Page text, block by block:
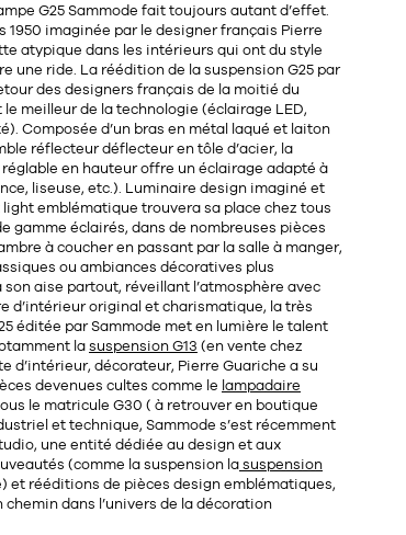
G25 Sammode fait toujours autant d’effet.
1950 imaginée par le designer français Pierre
atypique dans les intérieurs qui ont du style
une ride. La rééditionde la suspension G25 par
des designers français de la moitié du
meilleur de la technologie (éclairage LED,
). Composée d’un bras en métal laqué et laiton
réflecteur déflecteur entôle d’acier, la
réglable en hauteuroffre un éclairage adapté à
liseuse, etc.). Luminaire design imaginé et
emblématique trouvera sa place chez tous
gamme éclairés, dans de nombreuses pièces
à coucher en passant par la salle à manger,
ou ambiances décoratives plus
aise partout, réveillant l’atmosphère avec
d’intérieur original et charismatique, la très
éditée par Sammode met en lumière le talent
lasuspension G13 (en vente chez
d’intérieur, décorateur, Pierre Guariche a su
devenues cultes comme le lampadaire
le matricule G30 ( à retrouver en boutique
et technique, Sammode s’est récemment
une entité dédiée au design et aux
(comme la suspension lasuspension
et rééditions de pièces design emblématiques,
dans l’univers de la décoration